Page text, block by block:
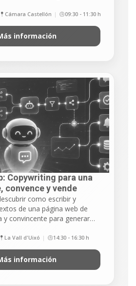
Cámara Castellón 09:30 - 11:30 h
información
Copywriting para una
convence y vende
como escribir y
de una página web de
y convincente para generar…
La Vall d'Uixó 14:30 - 16:30 h
información